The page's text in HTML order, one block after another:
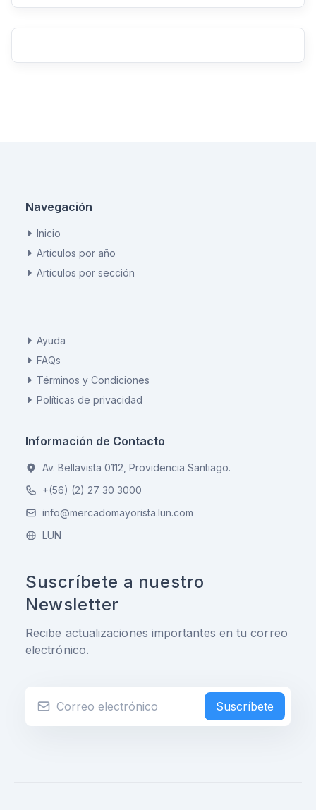
Navegación
Inicio
Artículos por año
Artículos por sección
Ayuda
FAQs
Términos y Condiciones
Políticas de privacidad
Información de Contacto
Av. Bellavista 0112, Providencia Santiago.
+(56) (2) 27 30 3000
info@mercadomayorista.lun.com
LUN
Suscríbete a nuestro
Newsletter
Recibe actualizaciones importantes en tu correo
electrónico.
Suscríbete